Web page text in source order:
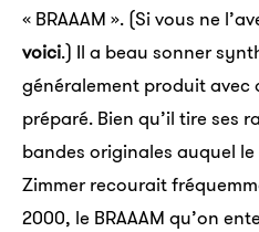
« BRAAAM ». (Si vous ne
voici.) Il a beau sonner
généralement produit avec
préparé. Bien qu’il tire ses
bandes originales auquel
Zimmer recourait
2000, le BRAAAM qu’on